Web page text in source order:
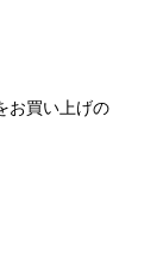
お買い上げの